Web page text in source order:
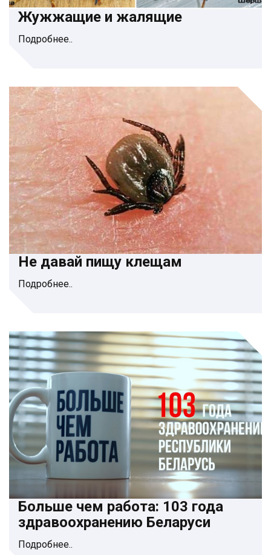
Жужжащие и жалящие
Подробнее..
Не давай пищу клещам
Подробнее..
Больше чем работа: 103 года
здравоохранению Беларуси
Подробнее..